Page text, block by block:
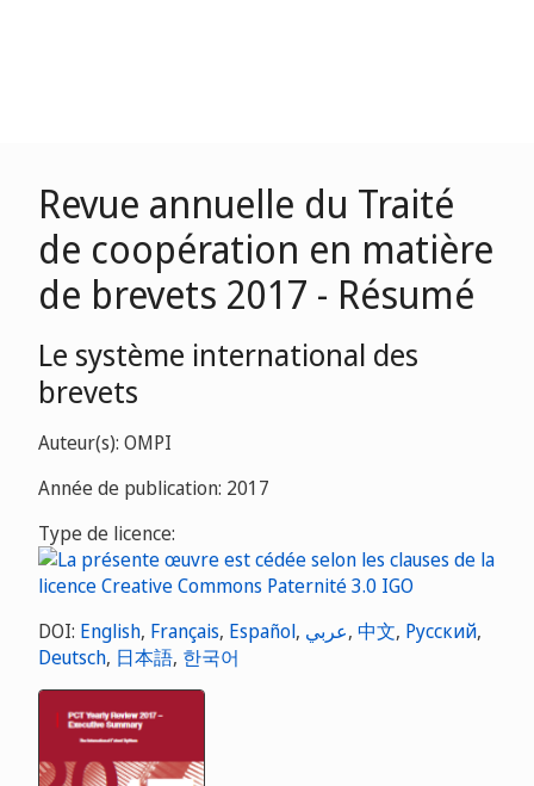
Revue annuelle du Traité
de coopération en matière
de brevets 2017 - Résumé
Le système international des
brevets
Auteur(s): OMPI
Année de publication: 2017
Type de licence:
DOI: English, Français, Español, عربي, 中文, Русский,
Deutsch, 日本語, 한국어